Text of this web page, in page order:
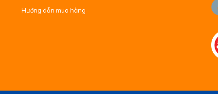
Hướng dẫn mua hàng